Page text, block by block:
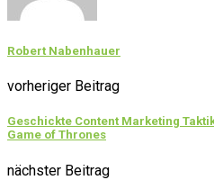
Robert Nabenhauer
vorheriger Beitrag
Geschickte Content Marketing
Game of Thrones
nächster Beitrag